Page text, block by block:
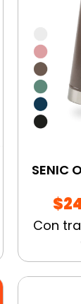
SENIC
Con